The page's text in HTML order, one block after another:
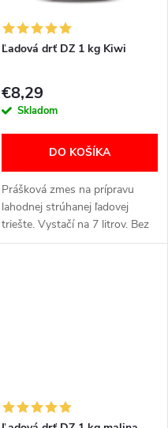
Ľadová drť DZ 1 kg Kiwi
€8,29
Skladom
DO KOŠÍKA
Prášková zmes na prípravu
lahodnej strúhanej ľadovej
triešte. Vystačí na 7 litrov. Bez
GMO. Bez chemických farbív a